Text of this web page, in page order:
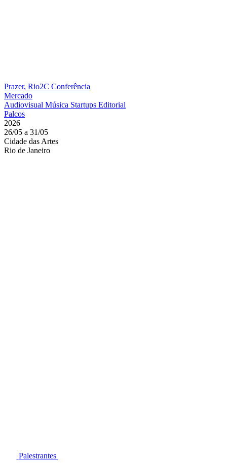
Prazer, Rio2C Conferência
Mercado
Audiovisual Música Startups Editorial
Palcos
2026
26/05 a 31/05
Cidade das Artes
Rio de Janeiro
Palestrantes